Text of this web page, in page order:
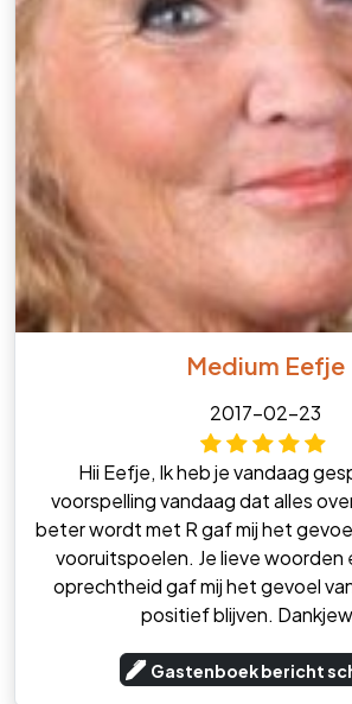
Medium Eefje
2017-02-23
Hii Eefje, Ik heb je vandaag
voorspelling vandaag dat alles
beter wordt met R gaf mij het
vooruitspoelen. Je lieve woorden
oprechtheid gaf mij het gevoel
positief blijven.
Gastenboek bericht